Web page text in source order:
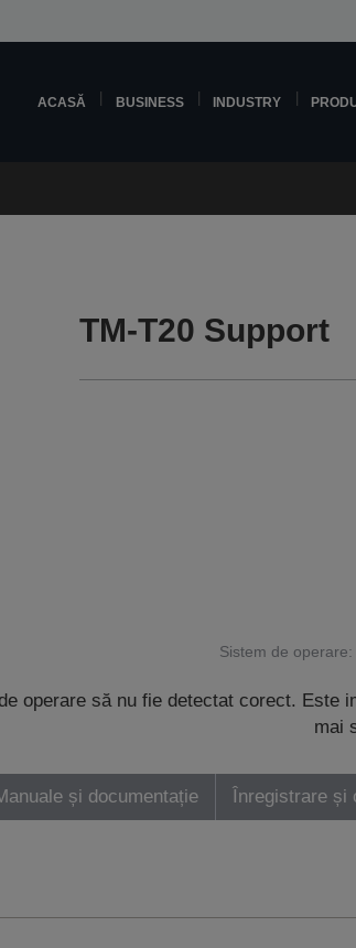
ACASĂ BUSINESS INDUSTRY
TM-T20 Support
Sistem de operare:
operare să nu fie detectat corect. Este
mai
și documentație Înregistrare și